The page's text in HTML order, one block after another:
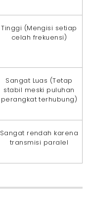
Tinggi (Mengisi setiap
celah frekuensi)
Sangat Luas (Tetap
stabil meski puluhan
perangkat terhubung)
Sangat rendah karena
transmisi paralel